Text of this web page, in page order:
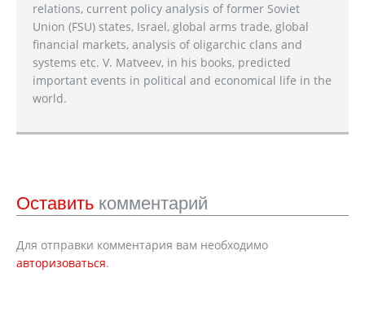
relations, current policy analysis of former Soviet
Union (FSU) states, Israel, global arms trade, global
financial markets, analysis of oligarchic clans and
systems etc. V. Matveev, in his books, predicted
important events in political and economical life in the
world.
Оставить комментарий
Для отправки комментария вам необходимо
авторизоваться.